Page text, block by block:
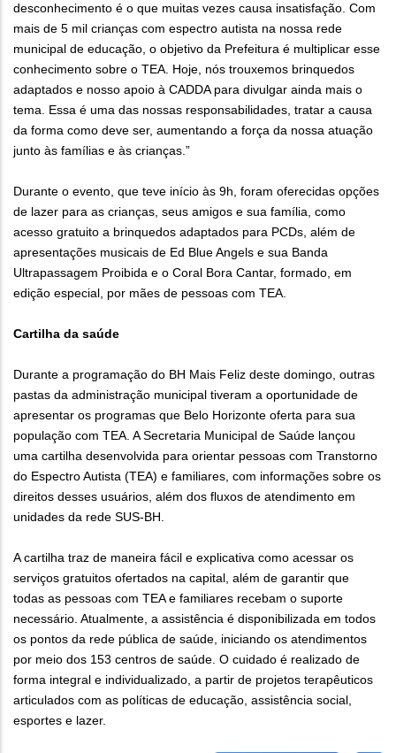
desconhecimento é o que muitas vezes causa insatisfação. Com
mais de 5 mil crianças com espectro autista na nossa rede
municipal de educação, o objetivo da Prefeitura é multiplicar esse
conhecimento sobre o TEA. Hoje, nós trouxemos brinquedos
adaptados e nosso apoio à CADDA para divulgar ainda mais o
tema. Essa é uma das nossas responsabilidades, tratar a causa
da forma como deve ser, aumentando a força da nossa atuação
junto às famílias e às crianças.”
Durante o evento, que teve início às 9h, foram oferecidas opções
de lazer para as crianças, seus amigos e sua família, como
acesso gratuito a brinquedos adaptados para PCDs, além de
apresentações musicais de Ed Blue Angels e sua Banda
Ultrapassagem Proibida e o Coral Bora Cantar, formado, em
edição especial, por mães de pessoas com TEA.
Cartilha da saúde
Durante a programação do BH Mais Feliz deste domingo, outras
pastas da administração municipal tiveram a oportunidade de
apresentar os programas que Belo Horizonte oferta para sua
população com TEA. A Secretaria Municipal de Saúde lançou
uma cartilha desenvolvida para orientar pessoas com Transtorno
do Espectro Autista (TEA) e familiares, com informações sobre os
direitos desses usuários, além dos fluxos de atendimento em
unidades da rede SUS-BH.
A cartilha traz de maneira fácil e explicativa como acessar os
serviços gratuitos ofertados na capital, além de garantir que
todas as pessoas com TEA e familiares recebam o suporte
necessário. Atualmente, a assistência é disponibilizada em todos
os pontos da rede pública de saúde, iniciando os atendimentos
por meio dos 153 centros de saúde. O cuidado é realizado de
forma integral e individualizado, a partir de projetos terapêuticos
articulados com as políticas de educação, assistência social,
esportes e lazer.